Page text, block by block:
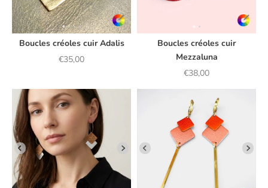
Boucles créoles cuir Adalis
Prix de vente
€35,00
Boucles créoles cuir
Mezzaluna
Prix de vente
€38,00